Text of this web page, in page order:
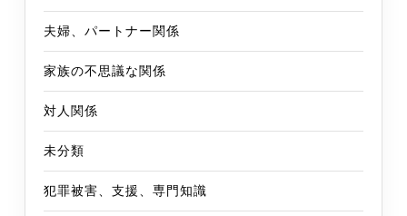
夫婦、パートナー関係
家族の不思議な関係
対人関係
未分類
犯罪被害、支援、専門知識